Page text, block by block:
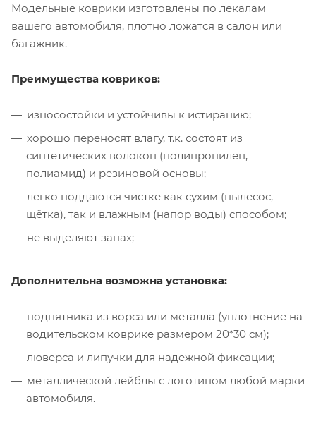
Модельные коврики изготовлены по лекалам
вашего автомобиля, плотно ложатся в салон или
багажник.
Преимущества ковриков:
износостойки и устойчивы к истиранию;
хорошо переносят влагу, т.к. состоят из
синтетических волокон (полипропилен,
полиамид) и резиновой основы;
легко поддаются чистке как сухим (пылесос,
щётка), так и влажным (напор воды) способом;
не выделяют запах;
Дополнительна возможна установка:
подпятника из ворса или металла (уплотнение на
водительском коврике размером 20*30 см);
люверса и липучки для надежной фиксации;
металлической лейблы с логотипом любой марки
автомобиля.